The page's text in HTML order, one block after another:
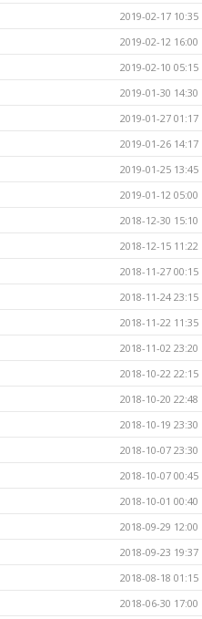
2019-02-17 10:35
2019-02-12 16:00
2019-02-10 05:15
2019-01-30 14:30
2019-01-27 01:17
2019-01-26 14:17
2019-01-25 13:45
2019-01-12 05:00
2018-12-30 15:10
2018-12-15 11:22
2018-11-27 00:15
2018-11-24 23:15
2018-11-22 11:35
2018-11-02 23:20
2018-10-22 22:15
2018-10-20 22:48
2018-10-19 23:30
2018-10-07 23:30
2018-10-07 00:45
2018-10-01 00:40
2018-09-29 12:00
2018-09-23 19:37
2018-08-18 01:15
2018-06-30 17:00